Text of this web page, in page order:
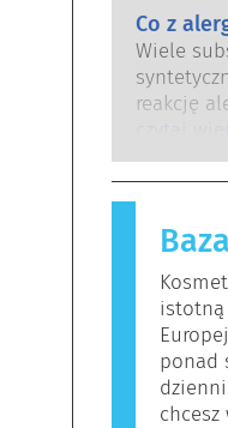
silnym
których
tak aby
Co z
Wiele
reakcję
reakcję
mogą
osób
oznacza
istotną
ponad